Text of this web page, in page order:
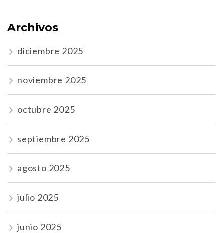
Archivos
diciembre 2025
noviembre 2025
octubre 2025
septiembre 2025
agosto 2025
julio 2025
junio 2025